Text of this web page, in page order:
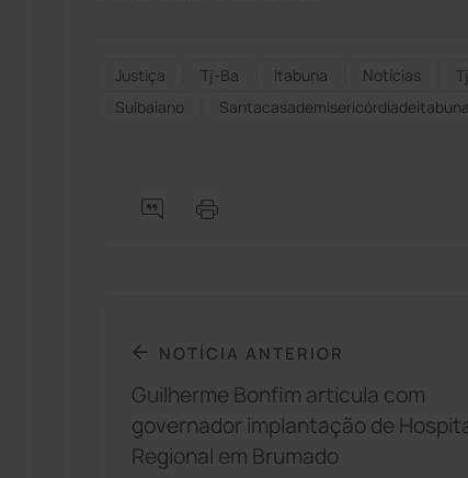
Justiça Tj-Ba Itabuna Notícias
Sulbaiano
Santacasademisericórdiadeitabuna
NOTÍCIA ANTERIOR
Guilherme Bonfim articula com
governador implantação de
Regional em Brumado